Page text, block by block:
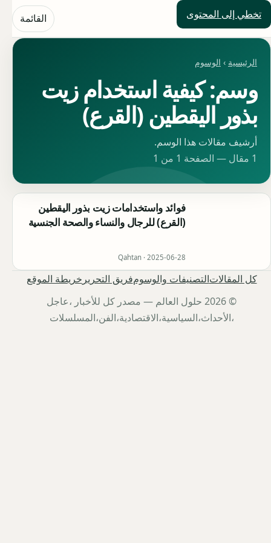
تخطي إلى المحتوى
حلول العالم القائمة
الرئيسية › الوسوم
وسم: كيفية استخدام زيت
بذور اليقطين (القرع)
أرشيف مقالات هذا الوسم.
1 مقال — الصفحة 1 من 1
فوائد واستخدامات زيت بذور اليقطين
(القرع) للرجال والنساء والصحة الجنسية
Qahtan · 2025-06-28
كل المقالاتالتصنيفات والوسومفريق التحرير خريطة الموقع
© 2026 حلول العالم — مصدر كل للأخبار ،عاجل
،الأحداث،السياسية،الاقتصادية،الفن،المسلسلات